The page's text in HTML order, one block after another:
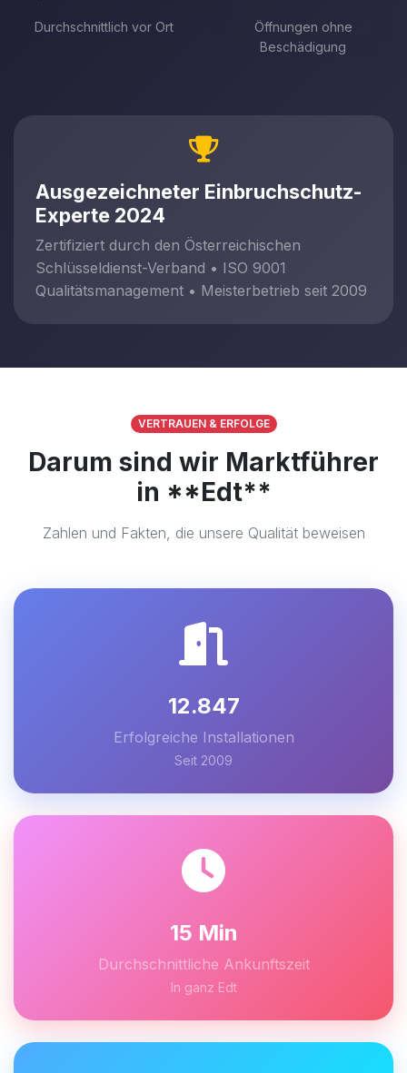
Durchschnittlich vor Ort
Öffnungen ohne
Beschädigung
Ausgezeichneter Einbruchschutz-
Experte 2024
Zertifiziert durch den Österreichischen
Schlüsseldienst-Verband • ISO 9001
Qualitätsmanagement • Meisterbetrieb seit 2009
VERTRAUEN & ERFOLGE
Darum sind wir Marktführer
in **Edt**
Zahlen und Fakten, die unsere Qualität beweisen
12.847
Erfolgreiche Installationen
Seit 2009
15 Min
Durchschnittliche Ankunftszeit
In ganz Edt